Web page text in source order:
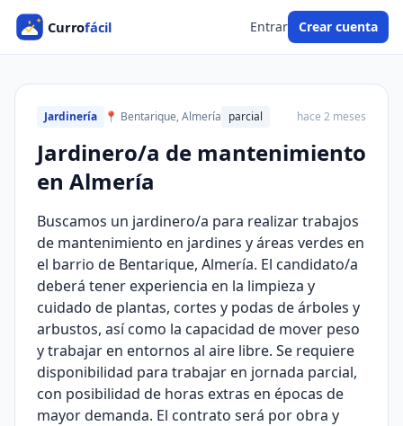
Entrar Crear cuenta
Jardinería 📍 Bentarique, Almería parcial hace 2 meses
Jardinero/a de mantenimiento
en Almería
Buscamos un jardinero/a para realizar trabajos
de mantenimiento en jardines y áreas verdes en
el barrio de Bentarique, Almería. El candidato/a
deberá tener experiencia en la limpieza y
cuidado de plantas, cortes y podas de árboles y
arbustos, así como la capacidad de mover peso
y trabajar en entornos al aire libre. Se requiere
disponibilidad para trabajar en jornada parcial,
con posibilidad de horas extras en épocas de
mayor demanda. El contrato será por obra y